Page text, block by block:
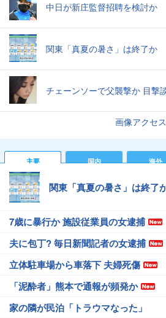
中日が新庄監督招聘を検討か
関東「真夏の暑さ」は終了か
チェーンソーで父襲撃か 目撃
画像アクセ
主要 国内 海外
関東「真夏の暑さ」は終了
7歳に暴行か 施設従業員の女逮捕
夫に包丁? 毎日新聞記者の女逮捕
立体駐車場から車落下 夫婦死傷
「泥酔者」熊本で通報が頻発か
家の隣が民泊「トラウマなった」